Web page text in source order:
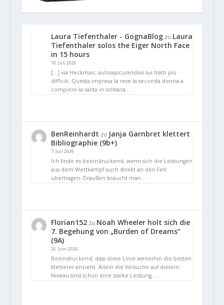
Laura Tiefenthaler - GognaBlogzu Laura
Tiefenthaler solos the Eiger North Face
in 15 hours
10. Juli 2026
[…] via Heckmair, autoassicurandosi sui tratti più
difficili. Questa impresa la rese la seconda donna a
compiere la salita in solitaria…
BenReinhardt zu Janja Garnbret klettert
Bibliographie (9b+)
7. Juli 2026
Ich finde es beeindruckend, wenn sich die Leistungen
aus dem Wettkampf auch direkt an den Fels
übertragen. Draußen braucht man…
Florian152zu Noah Wheeler holt sich die
7. Begehung von „Burden of Dreams“
(9A)
26. Juni 2026
Beeindruckend, dass diese Linie weiterhin die besten
Kletterer anzieht. Allein die Versuche auf diesem
Niveau sind schon eine starke Leistung.…